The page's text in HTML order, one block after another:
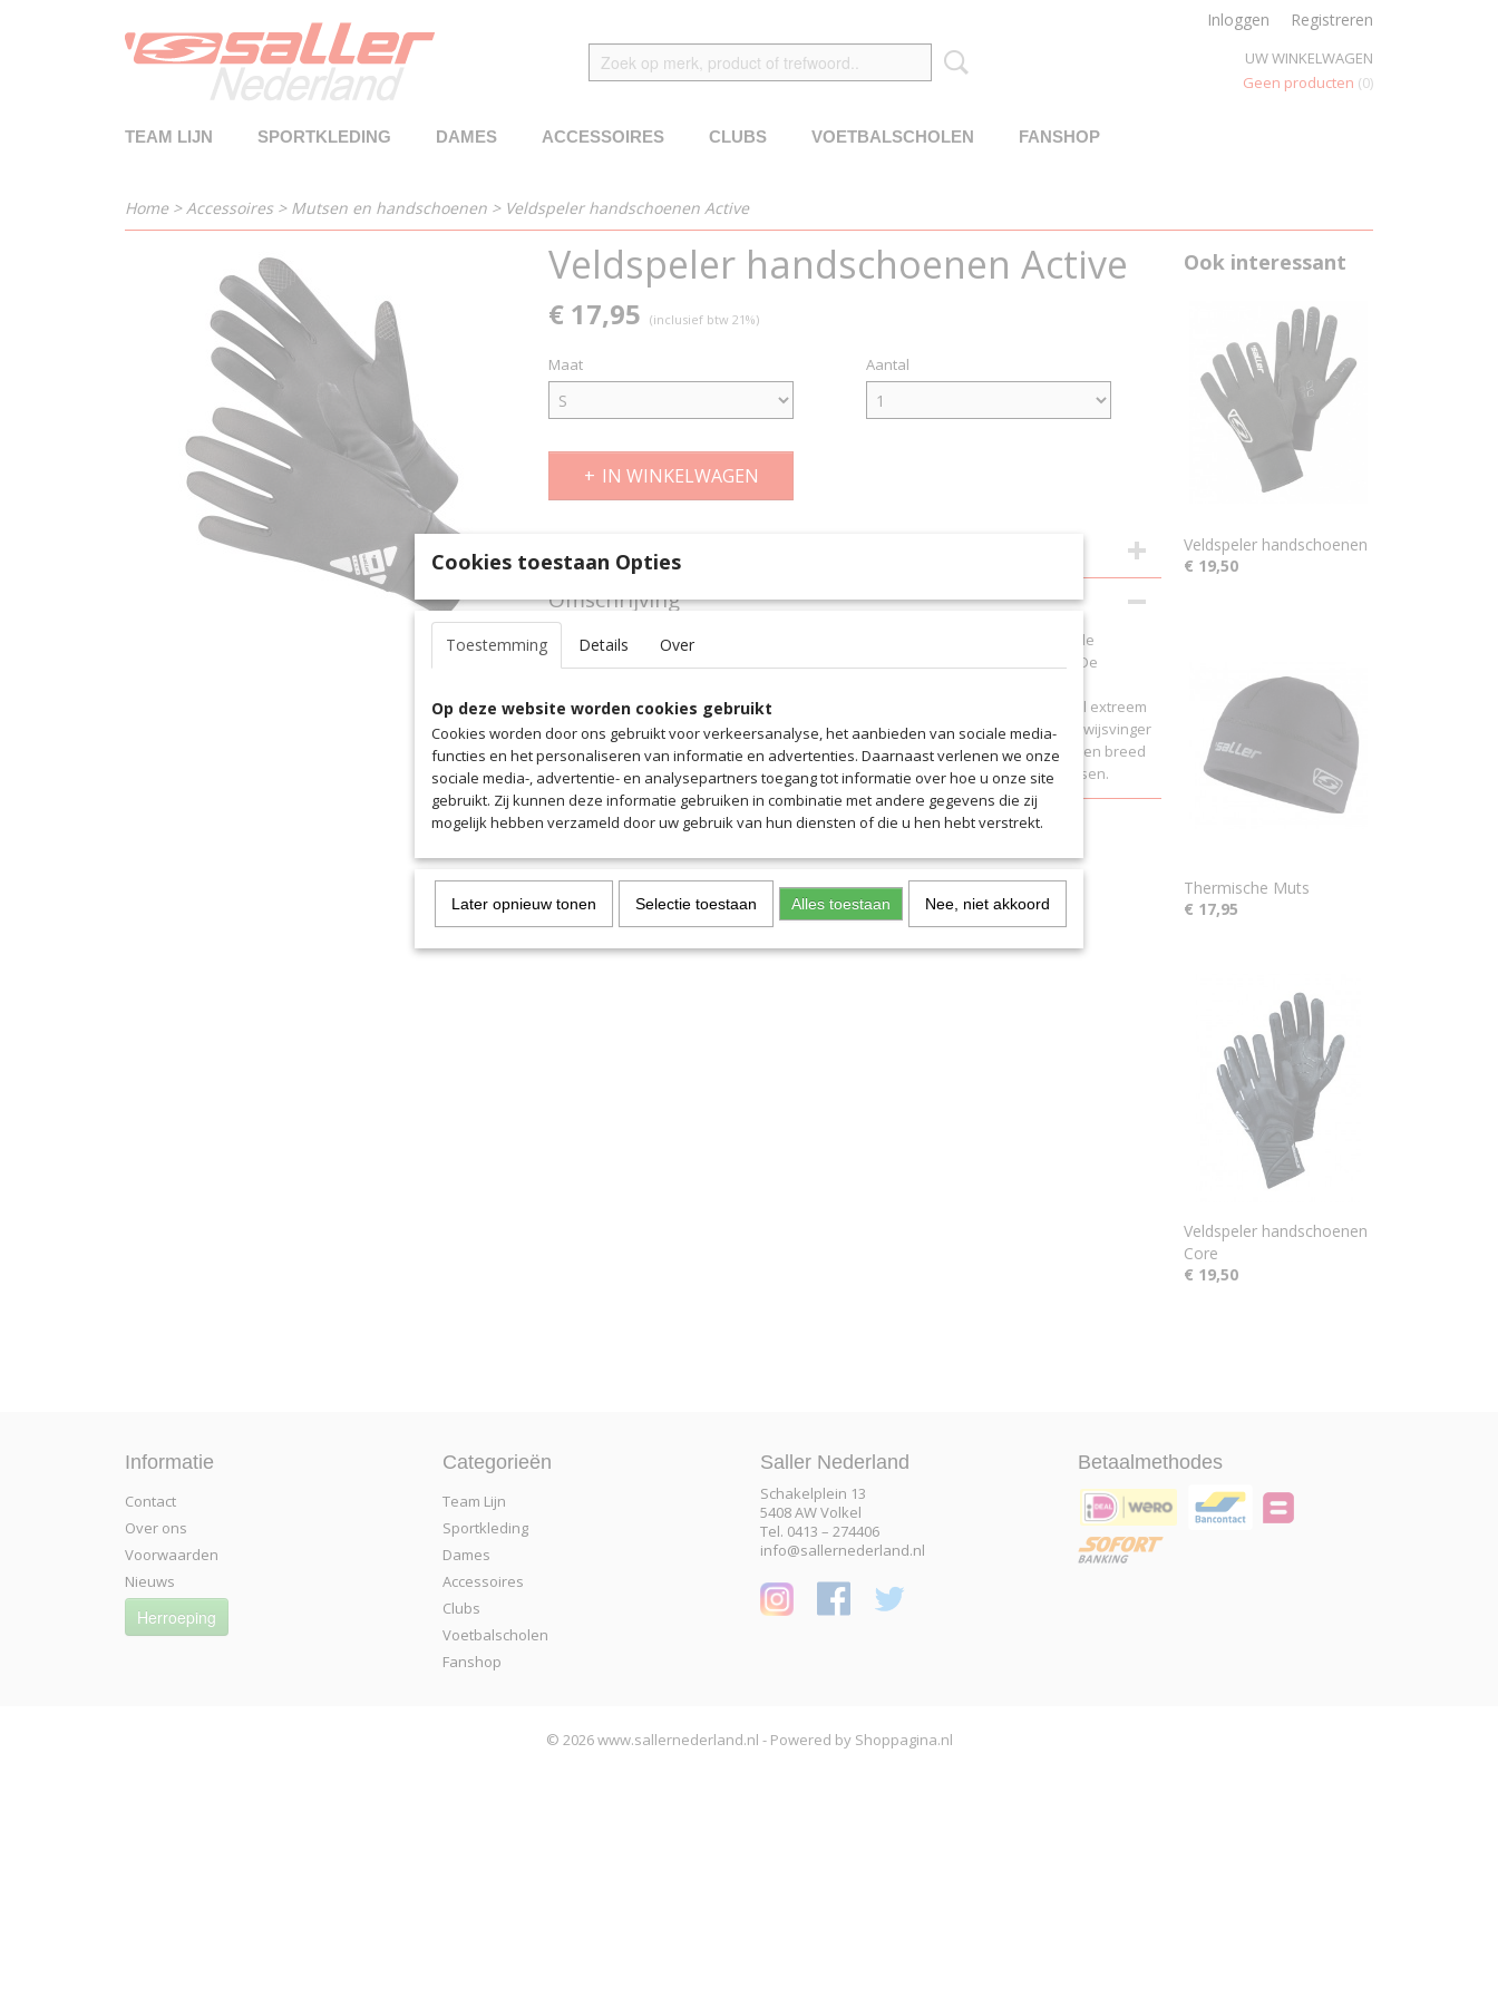
Inloggen Registreren
UW WINKELWAGEN
Geen producten (0)
TEAM LIJN SPORTKLEDING DAMES ACCESSOIRES CLUBS VOETBALSCHOLEN FANSHOP
Home> Accessoires > Mutsen en handschoenen > Veldspeler handschoenen Active
Veldspeler handschoenen Active
€ 17,95 (inclusief btw 21%)
Maat Aantal
IN WINKELWAGEN
Specificaties
EAN code
5849
Productcode leverancier
Omschrijving
De Saller Active Handschoenen voor dames en heren zijn geweldige, functionele
handschoenen. Het materiaal beschermt je handen effectief bij weer en wind. De
warmtebalans. Ze voeren vocht goed af en drogen dankzij het dunne materiaal extreem
snel. Bovendien kun je met het touchscreen-compatibele materiaal op duim en wijsvinger
je smartphone gemakkelijk met handschoenen aan bedienen. Ze bieden ook een breed
scala aan toepassingen, zoals voetbal, hardlopen, wandelen, wandelen of fietsen.
Ook interessant
Veldspeler handschoenen
€ 19,50
Thermische Muts
€ 17,95
Veldspeler handschoenen
Core
€ 19,50
Informatie
Contact
Over ons
Voorwaarden
Nieuws
Herroeping
Categorieën
Team Lijn
Sportkleding
Dames
Accessoires
Clubs
Voetbalscholen
Fanshop
Saller Nederland
Schakelplein 13
5408 AW Volkel
Tel. 0413 – 274406
info@sallernederland.nl
Betaalmethodes
© 2026 www.sallernederland.nl - Powered by Shoppagina.nl
Cookies toestaan Opties
Toestemming Details Over
Op deze website worden cookies gebruikt
Cookies worden door ons gebruikt voor verkeersanalyse, het aanbieden van sociale media-
functies en het personaliseren van informatie en advertenties. Daarnaast verlenen we onze
sociale media-, advertentie- en analysepartners toegang tot informatie over hoe u onze site
gebruikt. Zij kunnen deze informatie gebruiken in combinatie met andere gegevens die zij
mogelijk hebben verzameld door uw gebruik van hun diensten of die u hen hebt verstrekt.
Later opnieuw tonen Selectie toestaan Alles toestaan Nee, niet akkoord